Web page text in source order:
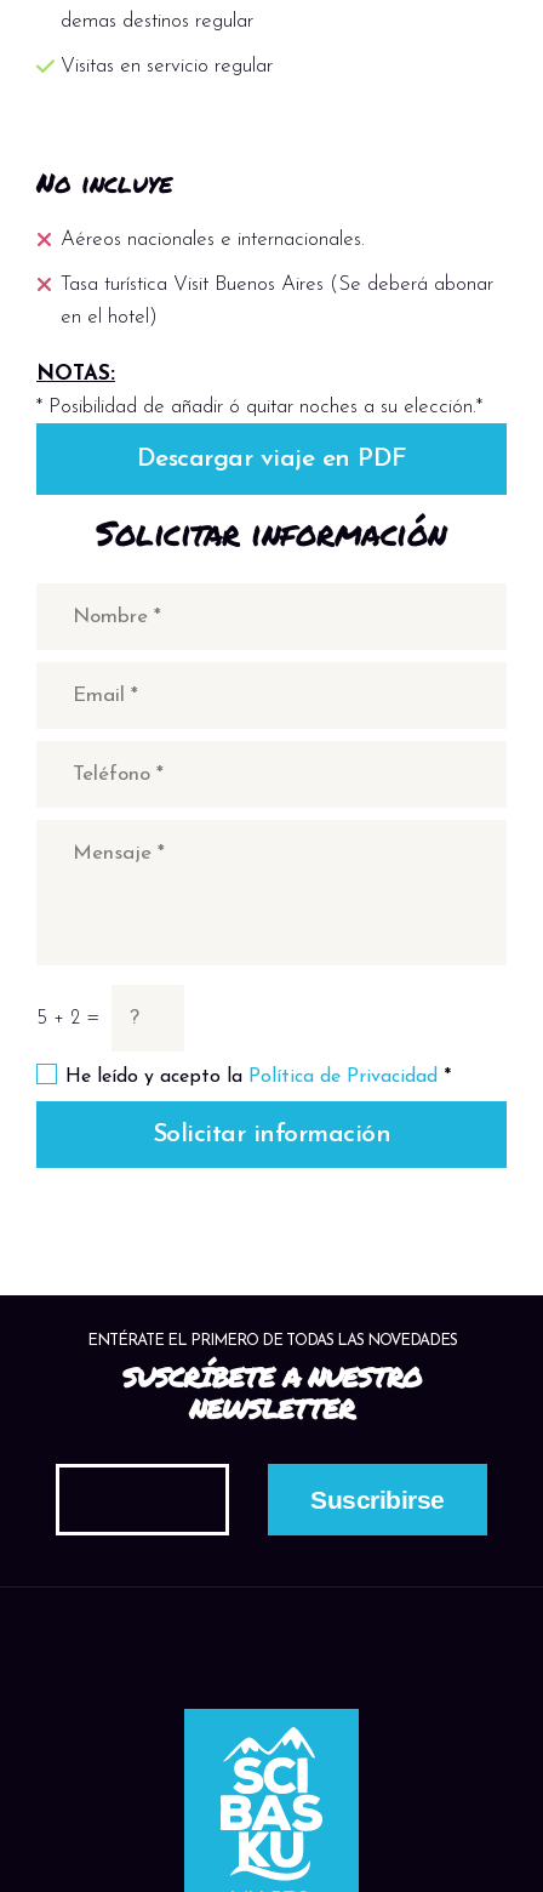
demas destinos regular
Visitas en servicio regular
No incluye
Aéreos nacionales e internacionales.
Tasa turística Visit Buenos Aires (Se deberá abonar
en el hotel)
NOTAS:
* Posibilidad de añadir ó quitar noches a su elección.*
Descargar viaje en PDF
Solicitar información
5 + 2 =
He leído y acepto la Política de Privacidad *
Solicitar información
ENTÉRATE EL PRIMERO DE TODAS LAS NOVEDADES
SUSCRÍBETE A NUESTRO
NEWSLETTER